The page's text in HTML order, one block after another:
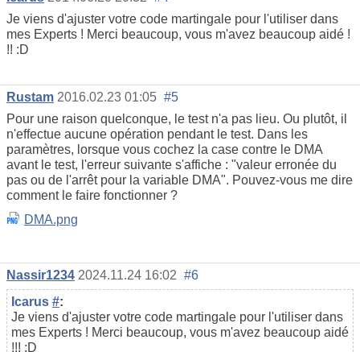
Je viens d'ajuster votre code martingale pour l'utiliser dans
mes Experts ! Merci beaucoup, vous m'avez beaucoup aidé !
!! :D
Rustam 2016.02.23 01:05 #5
Pour une raison quelconque, le test n'a pas lieu. Ou plutôt, il
n'effectue aucune opération pendant le test. Dans les
paramètres, lorsque vous cochez la case contre le DMA
avant le test, l'erreur suivante s'affiche : "valeur erronée du
pas ou de l'arrêt pour la variable DMA". Pouvez-vous me dire
comment le faire fonctionner ?
DMA.png
Nassir1234 2024.11.24 16:02 #6
Icarus #:
Je viens d'ajuster votre code martingale pour l'utiliser dans
mes Experts ! Merci beaucoup, vous m'avez beaucoup aidé
!!! :D